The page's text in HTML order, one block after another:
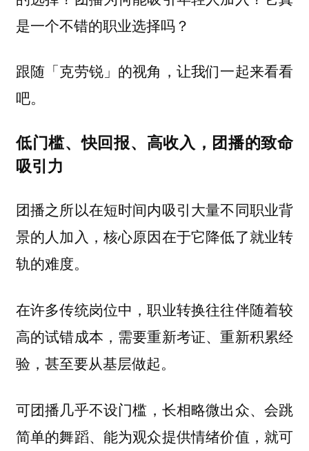
是一个不错的职业选择吗？
跟随「克劳锐」的视角，让我们一起来看看
吧。
低门槛、快回报、高收入，团播的致命
吸引力
团播之所以在短时间内吸引大量不同职业背
景的人加入，核心原因在于它降低了就业转
轨的难度。
在许多传统岗位中，职业转换往往伴随着较
高的试错成本，需要重新考证、重新积累经
验，甚至要从基层做起。
可团播几乎不设门槛 ，长相略微出众、会跳
简单的舞蹈、能为观众提供情绪价值，就可